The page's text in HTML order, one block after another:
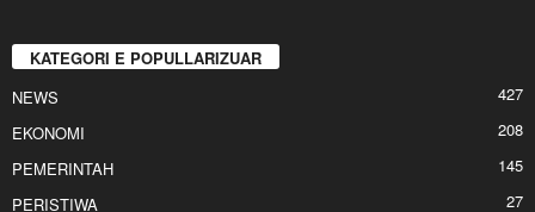
KATEGORI E POPULLARIZUAR
NEWS
427
EKONOMI
208
PEMERINTAH
145
PERISTIWA
27